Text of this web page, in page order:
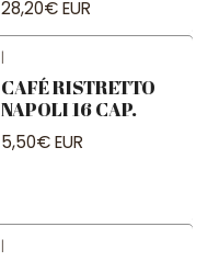
28,20€ EUR
|
CAFÉ RISTRETTO
NAPOLI 16 CAP.
5,50€ EUR
|